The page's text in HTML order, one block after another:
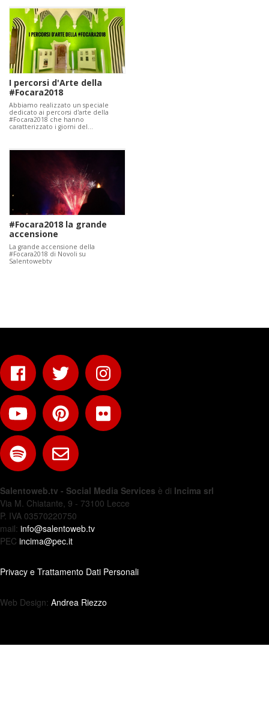
I percorsi d'Arte della
#Focara2018
Abbiamo realizzato un speciale
dedicato ai percorsi d'arte della
#Focara2018 che hanno
caratterizzato i giorni del…
#Focara2018 la grande
accensione
La grande accensione della
#Focara2018 di Novoli su
Salentowebtv
Salentoweb.tv - Social Media Services è di Incima srl
Via M. Chiatante, 9 - 73100 Lecce
P. IVA 03570220750
mail: info@salentoweb.tv
PEC incima@pec.it
Privacy e Trattamento Dati Personali
Web Design: Andrea Riezzo